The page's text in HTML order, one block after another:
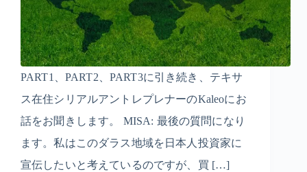
PART1、PART2、PART3に引き続き、テキサ
ス在住シリアルアントレプレナーのKaleoにお
話をお聞きします。 MISA: 最後の質問になり
ます。私はこのダラス地域を日本人投資家に
宣伝したいと考えているのですが、買 […]